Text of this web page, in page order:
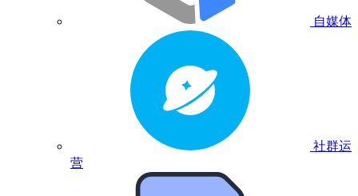
自媒体
社群运
营